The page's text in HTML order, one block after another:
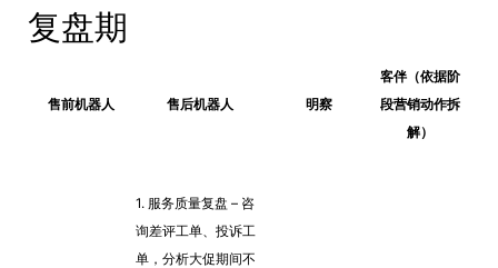
复盘期
售前机器人 售后机器人 明察
客伴（依据阶
段营销动作拆
解）
1. 服务质量复盘 – 咨
询差评工单、投诉工
单，分析大促期间不